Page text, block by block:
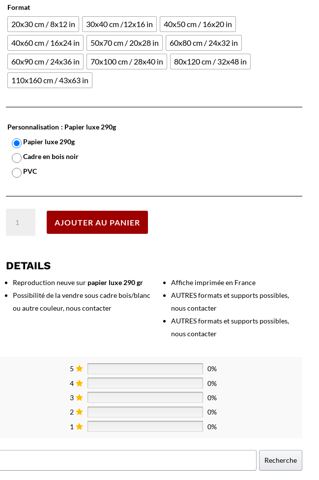
Format
20x30 cm / 8x12 in 30x40 cm /12x16 in
40x50 cm / 16x20 in
40x60 cm / 16x24 in
50x70 cm / 20x28 in
60x80 cm / 24x32 in
60x90 cm / 24x36 in
70x100 cm / 28x40 in
80x120 cm / 32x48 in
110x160 cm / 43x63 in
Personnalisation : Papier luxe 290g
Papier luxe 290g
Cadre en bois noir
PVC
Club
-
Courses
AJOUTER AU PANIER
DETAILS
Reproduction neuve sur papier luxe 290 gr
Possibilité de la vendre sous cadre bois/blanc
ou autre couleur, nous contacter
Affiche imprimée en France
AUTRES formats et supports possibles,
nous contacter
AUTRES formats et supports possibles,
nous contacter
5
0%
4
0%
3
0%
2
0%
1
0%
Recherche